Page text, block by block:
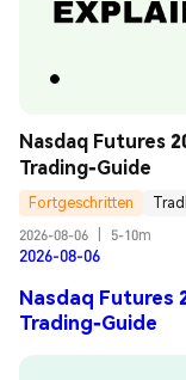
Nasdaq Futures
Trading-Guide
Fortgeschritten
2026-08-06
5-10m
2026-08-06
Nasdaq Futures
Trading-Guide